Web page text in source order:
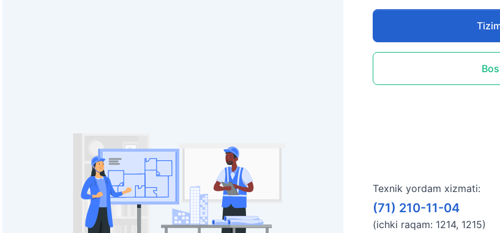
Texnik yordam xizmati:
(71) 210-11-04
(ichki raqam: 1214, 1215)